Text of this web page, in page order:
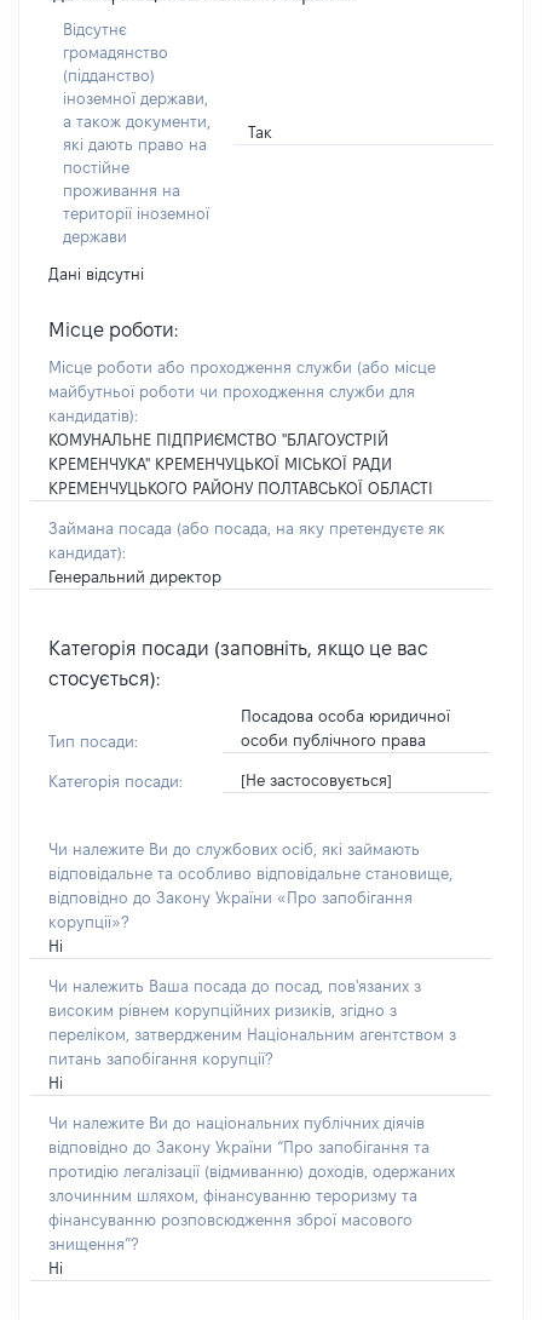
Відсутнє
громадянство
(підданство)
іноземної держави,
а також документи,
які дають право на
постійне
проживання на
території іноземної
держави
Так
Дані відсутні
Місце роботи:
Місце роботи або проходження служби (або місце
майбутньої роботи чи проходження служби для
кандидатів):
КОМУНАЛЬНЕ ПІДПРИЄМСТВО "БЛАГОУСТРІЙ
КРЕМЕНЧУКА" КРЕМЕНЧУЦЬКОЇ МІСЬКОЇ РАДИ
КРЕМЕНЧУЦЬКОГО РАЙОНУ ПОЛТАВСЬКОЇ ОБЛАСТІ
Займана посада (або посада, на яку претендуєте як
кандидат):
Генеральний директор
Категорія посади (заповніть, якщо це вас
стосується):
Тип посади:
Посадова особа юридичної
особи публічного права
Категорія посади: [Не застосовується]
Чи належите Ви до службових осіб, які займають
відповідальне та особливо відповідальне становище,
відповідно до Закону України «Про запобігання
корупції»?
Ні
Чи належить Ваша посада до посад, пов'язаних з
високим рівнем корупційних ризиків, згідно з
переліком, затвердженим Національним агентством з
питань запобігання корупції?
Ні
Чи належите Ви до національних публічних діячів
відповідно до Закону України “Про запобігання та
протидію легалізації (відмиванню) доходів, одержаних
злочинним шляхом, фінансуванню тероризму та
фінансуванню розповсюдження зброї масового
знищення”?
Ні